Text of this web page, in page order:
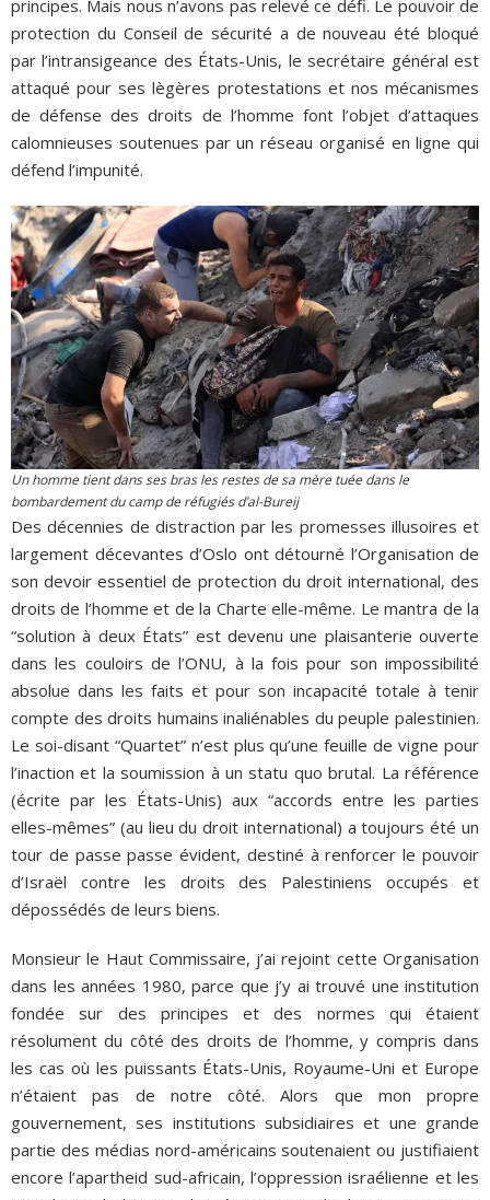
principes. Mais nous n’avons pas relevé ce défi. Le pouvoir de
protection du Conseil de sécurité a de nouveau été bloqué
par l’intransigeance des États-Unis, le secrétaire général est
attaqué pour ses lègères protestations et nos mécanismes
de défense des droits de l’homme font l’objet d’attaques
calomnieuses soutenues par un réseau organisé en ligne qui
défend l’impunité.
Un homme tient dans ses bras les restes de sa mère tuée dans le
bombardement du camp de réfugiés d’al-Bureij
Des décennies de distraction par les promesses illusoires et
largement décevantes d’Oslo ont détourné l’Organisation de
son devoir essentiel de protection du droit international, des
droits de l’homme et de la Charte elle-même. Le mantra de la
“solution à deux États” est devenu une plaisanterie ouverte
dans les couloirs de l’ONU, à la fois pour son impossibilité
absolue dans les faits et pour son incapacité totale à tenir
compte des droits humains inaliénables du peuple palestinien.
Le soi-disant “Quartet” n’est plus qu’une feuille de vigne pour
l’inaction et la soumission à un statu quo brutal. La référence
(écrite par les États-Unis) aux “accords entre les parties
elles-mêmes” (au lieu du droit international) a toujours été un
tour de passe passe évident, destiné à renforcer le pouvoir
d’Israël contre les droits des Palestiniens occupés et
dépossédés de leurs biens.
Monsieur le Haut Commissaire, j’ai rejoint cette Organisation
dans les années 1980, parce que j’y ai trouvé une institution
fondée sur des principes et des normes qui étaient
résolument du côté des droits de l’homme, y compris dans
les cas où les puissants États-Unis, Royaume-Uni et Europe
n’étaient pas de notre côté. Alors que mon propre
gouvernement, ses institutions subsidiaires et une grande
partie des médias nord-américains soutenaient ou justifiaient
encore l’apartheid sud-africain, l’oppression israélienne et les